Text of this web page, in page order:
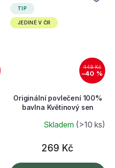
TIP
JEDINÉ V ČR
449 Kč
–40 %
Originální povlečení 100%
bavlna Květinový sen
Skladem (>10 ks)
269 Kč